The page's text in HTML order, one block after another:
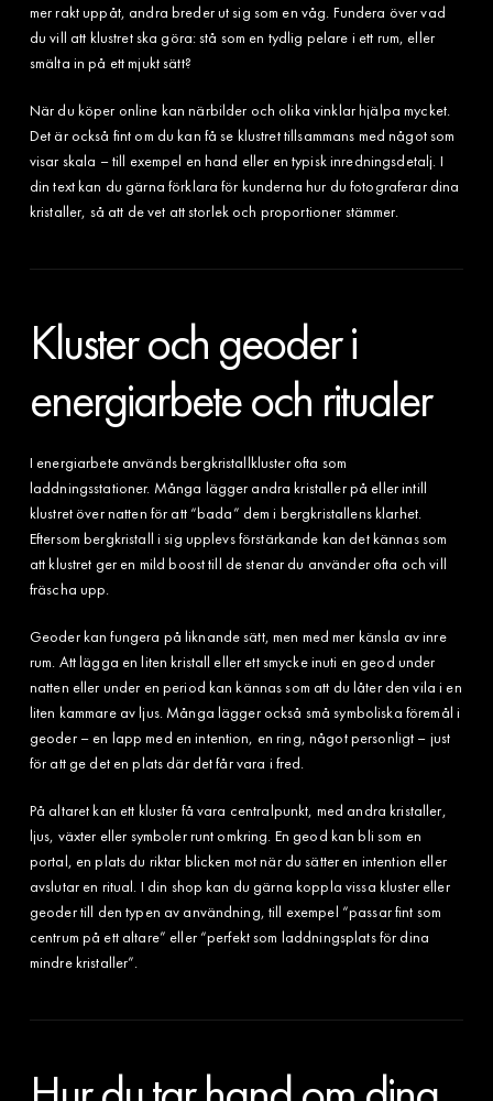
mer rakt uppåt, andra breder ut sig som en våg. Fundera över vad
du vill att klustret ska göra: stå som en tydlig pelare i ett rum, eller
smälta in på ett mjukt sätt?
När du köper online kan närbilder och olika vinklar hjälpa mycket.
Det är också fint om du kan få se klustret tillsammans med något som
visar skala – till exempel en hand eller en typisk inredningsdetalj. I
din text kan du gärna förklara för kunderna hur du fotograferar dina
kristaller, så att de vet att storlek och proportioner stämmer.
Kluster och geoder i
energiarbete och ritualer
I energiarbete används bergkristallkluster ofta som
laddningsstationer. Många lägger andra kristaller på eller intill
klustret över natten för att “bada” dem i bergkristallens klarhet.
Eftersom bergkristall i sig upplevs förstärkande kan det kännas som
att klustret ger en mild boost till de stenar du använder ofta och vill
fräscha upp.
Geoder kan fungera på liknande sätt, men med mer känsla av inre
rum. Att lägga en liten kristall eller ett smycke inuti en geod under
natten eller under en period kan kännas som att du låter den vila i en
liten kammare av ljus. Många lägger också små symboliska föremål i
geoder – en lapp med en intention, en ring, något personligt – just
för att ge det en plats där det får vara i fred.
På altaret kan ett kluster få vara centralpunkt, med andra kristaller,
ljus, växter eller symboler runt omkring. En geod kan bli som en
portal, en plats du riktar blicken mot när du sätter en intention eller
avslutar en ritual. I din shop kan du gärna koppla vissa kluster eller
geoder till den typen av användning, till exempel “passar fint som
centrum på ett altare” eller “perfekt som laddningsplats för dina
mindre kristaller”.